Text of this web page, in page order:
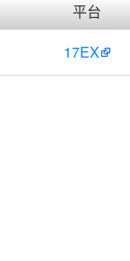
平台
17EX